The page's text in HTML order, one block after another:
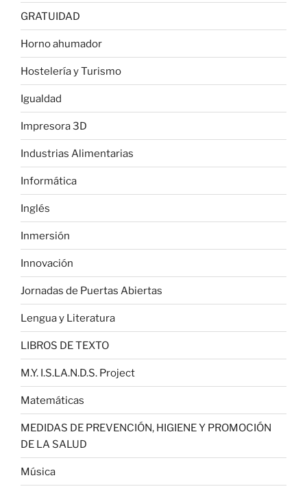
GRATUIDAD
Horno ahumador
Hostelería y Turismo
Igualdad
Impresora 3D
Industrias Alimentarias
Informática
Inglés
Inmersión
Innovación
Jornadas de Puertas Abiertas
Lengua y Literatura
LIBROS DE TEXTO
M.Y. I.S.LA.N.D.S. Project
Matemáticas
MEDIDAS DE PREVENCIÓN, HIGIENE Y PROMOCIÓN
DE LA SALUD
Música